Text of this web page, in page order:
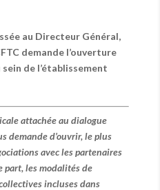
au Directeur Général,
demande l’ouverture
de l’établissement
attachée au dialogue
demande d’ouvrir, le plus
avec les partenaires
part, les modalités de
incluses dans